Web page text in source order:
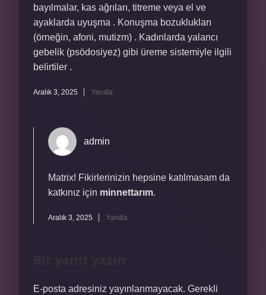
bayılmalar, kas ağrıları, titreme veya el ve
ayaklarda uyuşma . Konuşma bozuklukları
(örneğin, afoni, mutizm) . Kadınlarda yalancı
gebelik (psödosiyez) gibi üreme sistemiyle ilgili
belirtiler .
Aralık 3, 2025 Yanıtla
admin
Matrix! Fikirlerinizin hepsine katılmasam da
katkınız için minnettarım.
Aralık 3, 2025 Yanıtla
E-posta adresiniz yayınlanmayacak. Gerekli